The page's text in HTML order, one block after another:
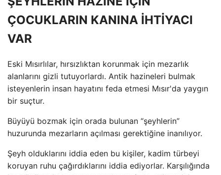
ÇOCUKLARIN KANINA İHTİYACI
VAR
Eski Mısırlılar, hırsızlıktan korunmak için mezarlık
alanlarını gizli tutuyorlardı. Antik hazineleri bulmak
isteyenlerin insan hayatını feda etmesi Mısır'da yaygın
bir suçtur.
Büyüyü bozmak için orada bulunan “şeyhlerin”
huzurunda mezarların açılması gerektiğine inanılıyor.
Şeyh olduklarını iddia eden bu kişiler, kadim türbeyi
koruyan ruhu çağırdıklarını iddia ediyorlar. Karşılığında